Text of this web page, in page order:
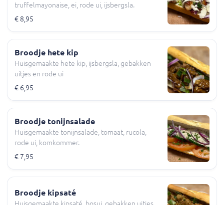
truffelmayonaise, ei, rode ui, ijsbergsla.
€ 8,95
Broodje hete kip
Huisgemaakte hete kip, ijsbergsla, gebakken
uitjes en rode ui
€ 6,95
Broodje tonijnsalade
Huisgemaakte tonijnsalade, tomaat, rucola,
rode ui, komkommer.
€ 7,95
Broodje kipsaté